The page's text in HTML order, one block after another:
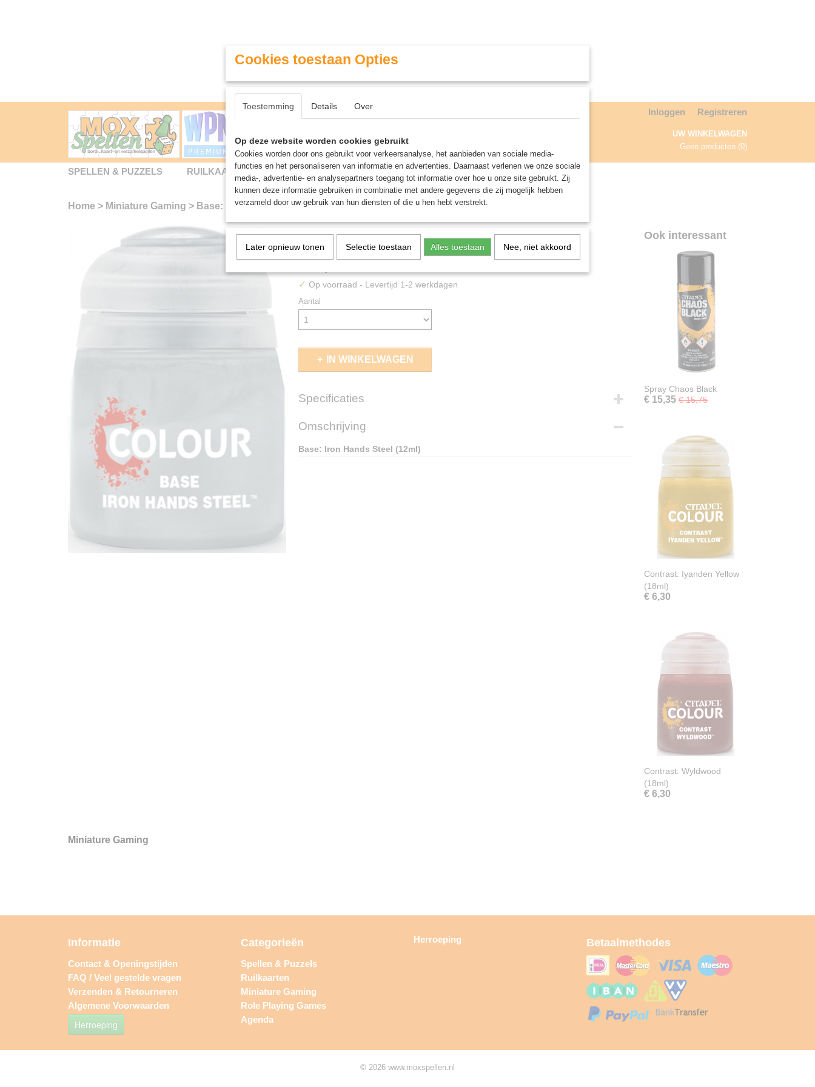
Contact & Openingstijden Inloggen Registreren
UW WINKELWAGEN
Geen producten (0)
SPELLEN & PUZZELS RUILKAARTEN MINIATURE GAMING ROLE PLAYING GAMES AGENDA
Home > Miniature Gaming > Base: Iron Hands Steel (12ml)
Base: Iron Hands Steel (12ml)
€ 3,60
✓ Op voorraad - Levertijd 1-2 werkdagen
Aantal
IN WINKELWAGEN
Specificaties
EAN code
Omschrijving
Base: Iron Hands Steel (12ml)
Ook interessant
Spray Chaos Black
€ 15,35 € 15,75
Contrast: Iyanden Yellow
(18ml)
€ 6,30
Contrast: Wyldwood
(18ml)
€ 6,30
Miniature Gaming
Informatie
Contact & Openingstijden
FAQ / Veel gestelde vragen
Verzenden & Retourneren
Algemene Voorwaarden
Herroeping
Categorieën
Spellen & Puzzels
Ruilkaarten
Miniature Gaming
Role Playing Games
Agenda
Herroeping Betaalmethodes
© 2026 www.moxspellen.nl
Cookies toestaan Opties
Toestemming Details Over
Op deze website worden cookies gebruikt
Cookies worden door ons gebruikt voor verkeersanalyse, het aanbieden van sociale media-
functies en het personaliseren van informatie en advertenties. Daarnaast verlenen we onze sociale
media-, advertentie- en analysepartners toegang tot informatie over hoe u onze site gebruikt. Zij
kunnen deze informatie gebruiken in combinatie met andere gegevens die zij mogelijk hebben
verzameld door uw gebruik van hun diensten of die u hen hebt verstrekt.
Later opnieuw tonen Selectie toestaan Alles toestaan Nee, niet akkoord